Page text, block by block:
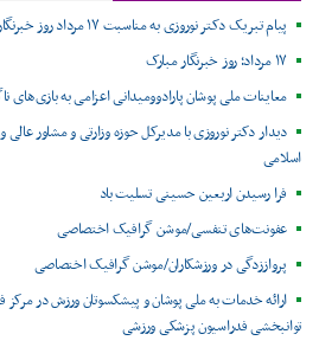
پیام تبریک دکتر نوروزی به مناسبت ۱۷ مرداد روز خبرنگار
۱۷ مرداد؛ روز خبرنگار مبارک
معاینات ملی پوشان پارادوومیدانی اعزامی به بازی‌های
دیدار دکتر نوروزی با مدیرکل حوزه وزارتی و مشاور عالی
اسلامی
فرا رسیدن اربعین حسینی تسلیت باد
عفونت‌های تنفسی/موشن گرافیک اختصاصی
پرواززدگی در ورزشکاران/موشن گرافیک اختصاصی
ارائه خدمات به ملی پوشان و پیشکسوتان ورزش در مرکز
توانبخشی فدراسیون پزشکی ورزشی